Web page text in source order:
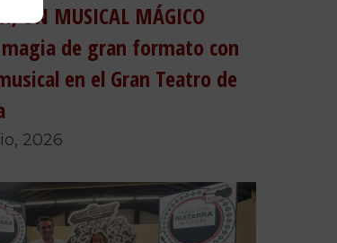
UN MUSICAL MÁGICO
de gran formato con
en el Gran Teatro de
2026